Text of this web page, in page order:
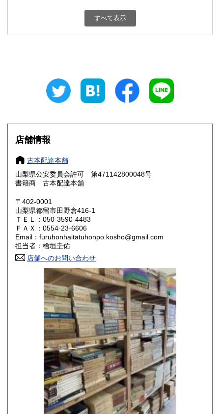
800円 富山県
800円 三重県
大阪府
奈良県
鳥取県 800円 島根県
岡山県
山口県 800円
香川県 800円 愛媛県
高知県 800円
800円 長崎県
800円 大分県
800円 鹿児島県
1,500円
すべて表示
店舗情報
古本配達本舗
山梨県公安委員会許可 第471142800048号
書籍商 古本配達本舗
〒402-0001
山梨県都留市田野倉416-1
ＴＥＬ：050-3590-4483
ＦＡＸ：0554-23-6606
Email：furuhonhaitatuhonpo.kosho@gmail.com
担当者：檜垣圭佑
店舗へのお問い合わせ